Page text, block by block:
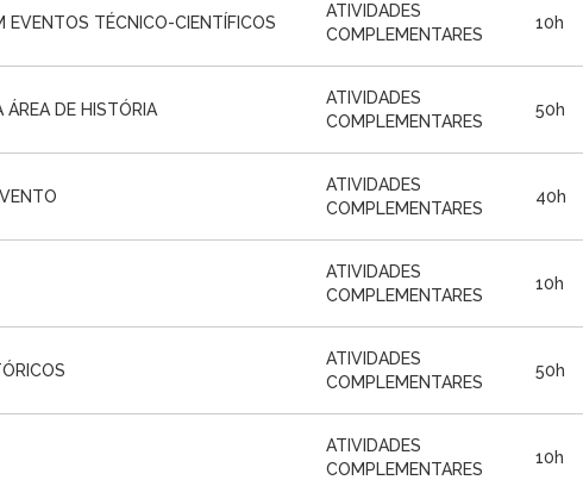
EVENTOS TÉCNICO-CIENTÍFICOS
ATIVIDADES
COMPLEMENTARES
10h
DE HISTÓRIA
ATIVIDADES
COMPLEMENTARES
50h
ATIVIDADES
COMPLEMENTARES
40h
ATIVIDADES
COMPLEMENTARES
10h
ATIVIDADES
COMPLEMENTARES
50h
ATIVIDADES
COMPLEMENTARES
10h